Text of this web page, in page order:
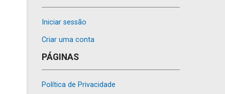
Iniciar sessão
Criar uma conta
PÁGINAS
Política de Privacidade